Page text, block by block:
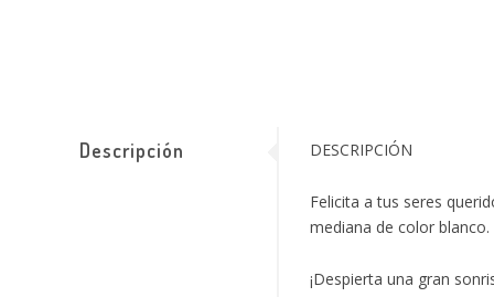
Descripción DESCRIPCIÓN
Felicita a tus seres
mediana de color blanco.
¡Despierta una gran